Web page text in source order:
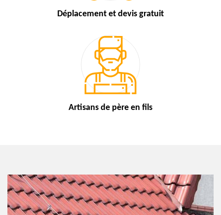
Déplacement et devis gratuit
Artisans de père en fils